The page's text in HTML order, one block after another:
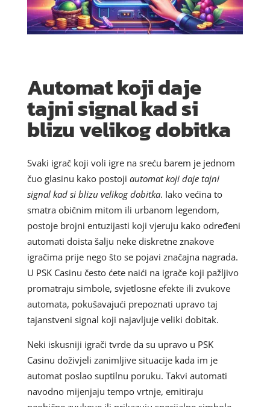
Automat koji daje
tajni signal kad si
blizu velikog dobitka
Svaki igrač koji voli igre na sreću barem je jednom
čuo glasinu kako postoji automat koji daje tajni
signal kad si blizu velikog dobitka. Iako većina to
smatra običnim mitom ili urbanom legendom,
postoje brojni entuzijasti koji vjeruju kako određeni
automati doista šalju neke diskretne znakove
igračima prije nego što se pojavi značajna nagrada.
U PSK Casinu često ćete naići na igrače koji pažljivo
promatraju simbole, svjetlosne efekte ili zvukove
automata, pokušavajući prepoznati upravo taj
tajanstveni signal koji najavljuje veliki dobitak.
Neki iskusniji igrači tvrde da su upravo u PSK
Casinu doživjeli zanimljive situacije kada im je
automat poslao suptilnu poruku. Takvi automati
navodno mijenjaju tempo vrtnje, emitiraju